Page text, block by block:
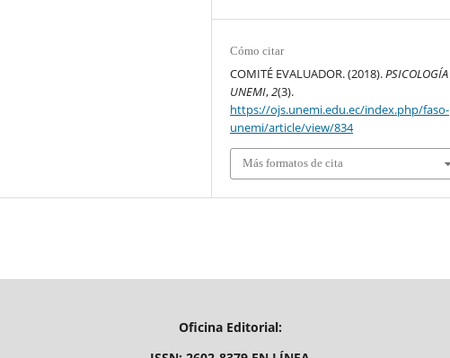
Cómo citar
COMITÉ EVALUADOR. (2018).PSICOLOGÍA
UNEMI,2(3).
https://ojs.unemi.edu.ec/index.php/faso-
unemi/article/view/834
Más formatos de cita
Oficina Editorial: